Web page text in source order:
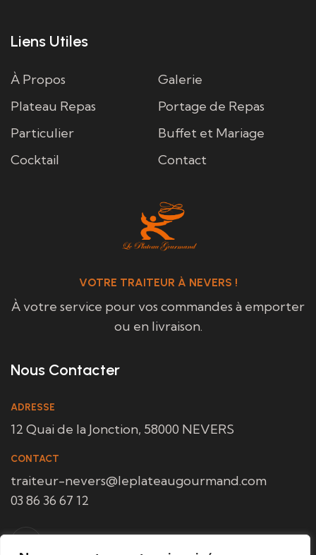
Liens Utiles
À Propos
Galerie
Plateau Repas
Portage de Repas
Particulier
Buffet et Mariage
Cocktail
Contact
VOTRE TRAITEUR À NEVERS !
À votre service pour vos commandes à emporter
ou en livraison.
Nous Contacter
ADRESSE
12 Quai de la Jonction, 58000 NEVERS
CONTACT
traiteur-nevers@leplateaugourmand.com
03 86 36 67 12